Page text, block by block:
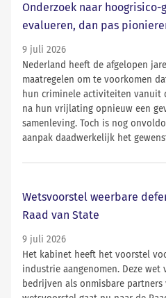
Onderzoek naar
evalueren, dan pas
9 juli 2026
Nederland heeft de afgelopen
maatregelen om te voorkomen
hun criminele activiteiten vanuit
na hun vrijlating opnieuw een
samenleving. Toch is nog
aanpak daadwerkelijk het
Wetsvoorstel weerbare
Raad van State
9 juli 2026
Het kabinet heeft het voorstel
industrie aangenomen. Deze wet
bedrijven als onmisbare partners